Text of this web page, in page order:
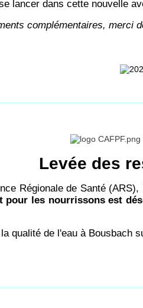
lancer dans cette nouvelle
complémentaires, merci
Levée des
Régionale de Santé
pour les nourrissons est
qualité de l'eau à Bousbach